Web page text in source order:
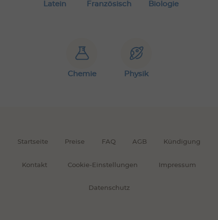
Latein Französisch Biologie
Chemie Physik
Startseite Preise FAQ AGB Kündigung
Kontakt Cookie-Einstellungen Impressum
Datenschutz